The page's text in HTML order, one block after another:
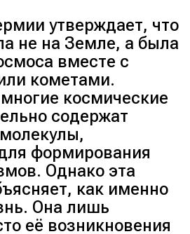
утверждает, что
не на Земле, а была
вместе с
кометами.
космические
содержат
формирования
Однако эта
как именно
Она лишь
её возникновения